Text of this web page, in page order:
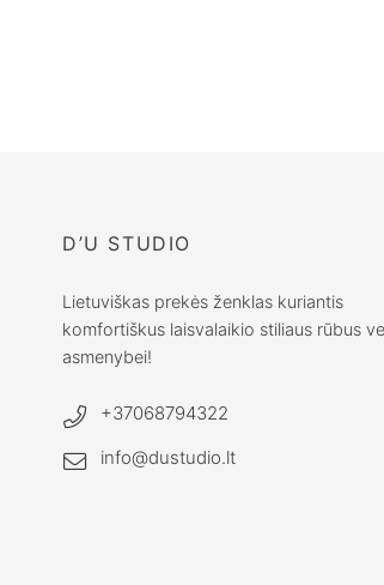
D’U STUDIO
Lietuviškas prekės ženklas kuriantis
komfortiškus laisvalaikio stiliaus rūbus
asmenybei!
+37068794322
info@dustudio.lt